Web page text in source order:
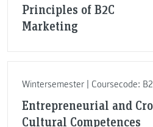
Principles of B2C
Marketing
Wintersemester | Coursecode:
Entrepreneurial and
Cultural Competences